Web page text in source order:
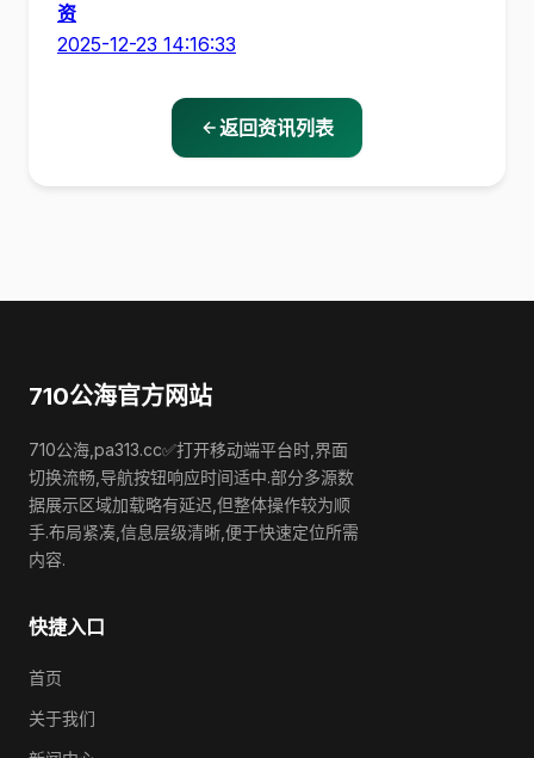
资
2025-12-23 14:16:33
返回资讯列表
710公海官方网站
710公海,pa313.cc✅打开移动端平台时,界面
切换流畅,导航按钮响应时间适中.部分多源数
据展示区域加载略有延迟,但整体操作较为顺
手.布局紧凑,信息层级清晰,便于快速定位所需
内容.
快捷入口
首页
关于我们